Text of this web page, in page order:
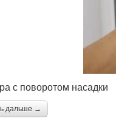
с поворотом насадки
дальше →